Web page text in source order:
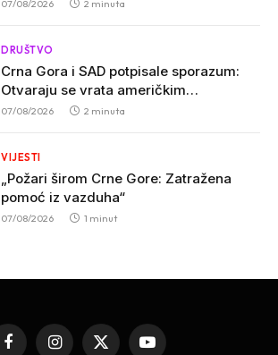
07/08/2026 2 minuta
DRUŠTVO
Crna Gora i SAD potpisale sporazum:
Otvaraju se vrata američkim
investicijama i tehnologijama
07/08/2026 2 minuta
VIJESTI
„Požari širom Crne Gore: Zatražena
pomoć iz vazduha“
07/08/2026 1 minut
FacebookInstagram
X YouTube